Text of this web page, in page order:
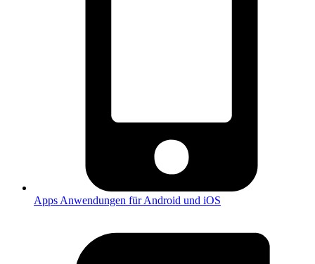
Apps Anwendungen für Android und iOS